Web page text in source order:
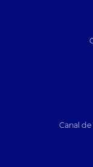
Canal